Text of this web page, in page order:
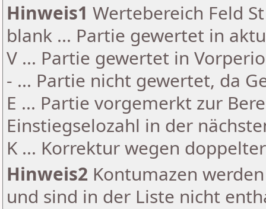
Hinweis1 Wertebereich Feld
blank ... Partie gewertet in
V ... Partie gewertet in
- ... Partie nicht gewertet, da
E ... Partie vorgemerkt zur
Einstiegselozahl in der
K ... Korrektur wegen
Hinweis2 Kontumazen
und sind in der Liste nicht